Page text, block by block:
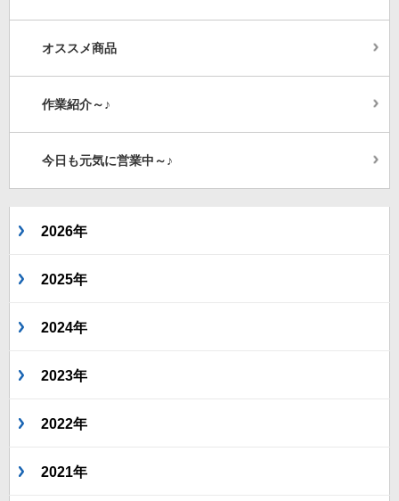
オススメ商品
作業紹介～♪
今日も元気に営業中～♪
2026年
2025年
2024年
2023年
2022年
2021年